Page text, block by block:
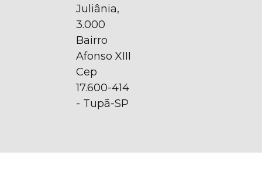
Juliânia,
3.000
Bairro
Afonso XIII
Cep
17.600-414
- Tupã-SP